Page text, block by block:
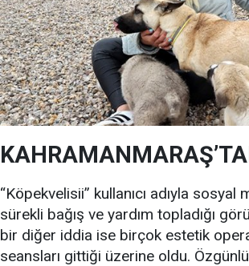
“Köpekvelisii” kullanıcı adıyla
sürekli bağış ve yardım topladığı
bir diğer iddia ise birçok estetik
seansları gittiği üzerine oldu.